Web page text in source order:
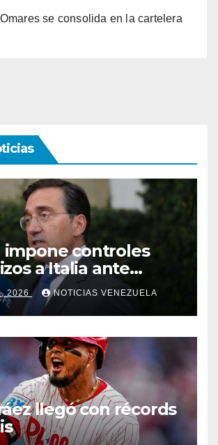
Omares se consolida en la cartelera
impone controles
a Italia ante
de Roma a
2026 NOTICIAS VENEZUELA
llegó con récords